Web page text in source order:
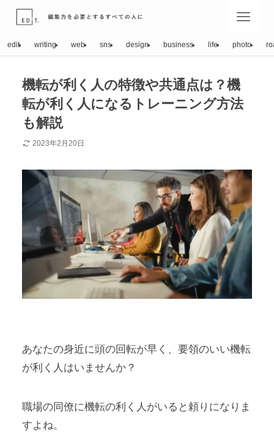
edit writing web sns design business life photo
機転が利く人の特徴や共通点は？機
転が利く人になるトレーニング方法
も解説
2023年2月20日
あなたの身近に頭の回転が早く、要領のいい機転
が利く人はいませんか？
職場の同僚に機転の利く人がいると頼りになりま
すよね。